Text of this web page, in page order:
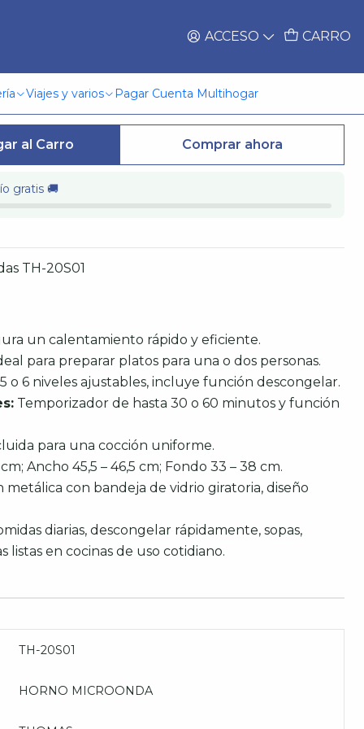
ACCESO CARRO
Viajes y varios Pagar Cuenta Multihogar
Th-20S01
al Carro Comprar ahora
gratis 🚚
TH-20S01
un calentamiento rápido y eficiente.
para preparar platos para una o dos personas.
5 o 6 niveles ajustables, incluye función descongelar.
Temporizador de hasta 30 o 60 minutos y función
para una cocción uniforme.
Ancho 45,5 – 46,5 cm; Fondo 33 – 38 cm.
metálica con bandeja de vidrio giratoria, diseño
diarias, descongelar rápidamente, sopas,
listas en cocinas de uso cotidiano.
TH-20S01
HORNO MICROONDA